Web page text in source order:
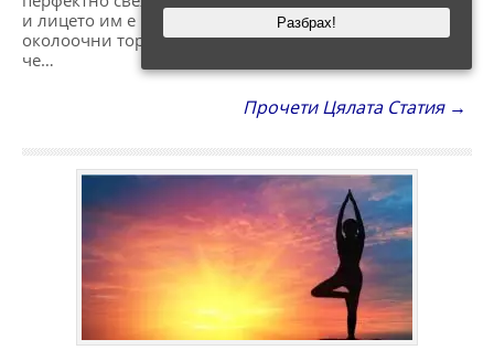
и лицето им е подуто и осеяно с тъмни кръгове и
околоочни торбички. Експерти дерматолози твърдят,
че…
Прочети Цялата Статия →
Разбрах!